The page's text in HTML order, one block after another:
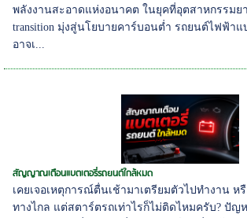
พลังงานสะอาดแห่งอนาคต ในยุคที่อุตสาหกรรมย
transition มุ่งสู่นโยบายคาร์บอนต่ำ รถยนต์ไฟฟ้าแ
อาจเ...
สัญญาณเตือนแบตเตอรี่รถยนต์ใกล้หมด
เคยเจอเหตุการณ์ตื่นเช้ามาเตรียมตัวไปทำงาน ห
ทางไกล แต่สตาร์ตรถเท่าไรก็ไม่ติดไหมครับ? ปัญ